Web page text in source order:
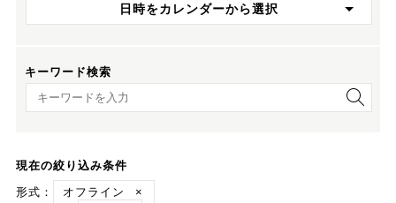
日時をカレンダーから選択
キーワード検索
キーワード検索
現在の絞り込み条件
形式：
オフライン
×